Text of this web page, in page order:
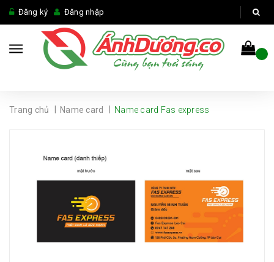
Đăng ký Đăng nhập
Trang chủ Name card Name card Fas express